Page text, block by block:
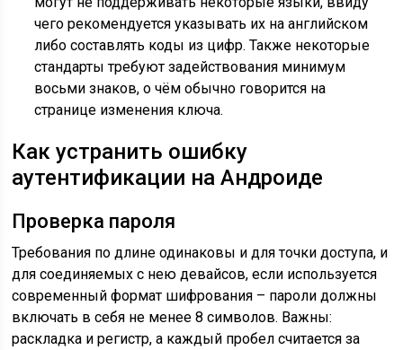
чего рекомендуется указывать их на английском
либо составлять коды из цифр. Также некоторые
стандарты требуют задействования минимум
восьми знаков, о чём обычно говорится на
странице изменения ключа.
Как устранить ошибку
аутентификации на Андроиде
Проверка пароля
Требования по длине одинаковы и для точки доступа, и
для соединяемых с нею девайсов, если используется
современный формат шифрования – пароли должны
включать в себя не менее 8 символов. Важны:
раскладка и регистр, а каждый пробел считается за